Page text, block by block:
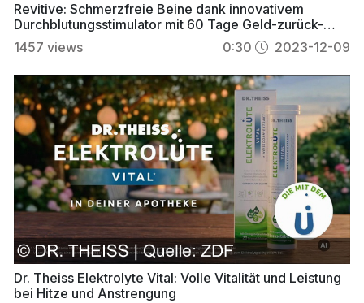
Revitive: Schmerzfreie Beine dank innovativem
Durchblutungsstimulator mit 60 Tage Geld-zurück-
Garantie
1457 views 0:30 2023-12-09
Dr. Theiss Elektrolyte Vital: Volle Vitalität und Leistung
bei Hitze und Anstrengung